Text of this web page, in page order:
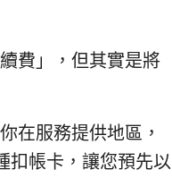
費」，但其實是將
在服務提供地區，
扣帳卡，讓您預先以